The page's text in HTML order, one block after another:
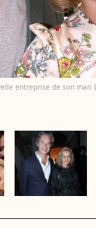
entreprise de son mari